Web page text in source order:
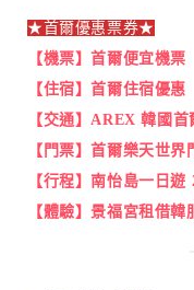
★首爾優惠票券★
【機票】首爾便宜機票
【住宿】首爾住宿優惠
【交通】AREX 韓國
【門票】首爾樂天世
【行程】南怡島一日
【體驗】景福宮租借